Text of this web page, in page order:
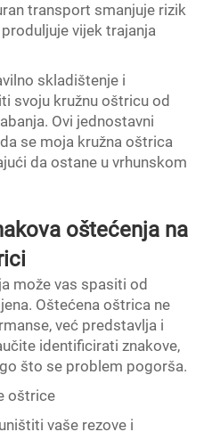
transport smanjuje rizik
vijek trajanja
skladištenje i
svoju kružnu oštricu od
Ovi jednostavni
se moja kružna oštrica
da ostane u vrhunskom
oštećenja na
može vas spasiti od
Oštećena oštrica ne
već predstavlja i
identificirati znakove,
što se problem pogorša.
oštrice
vaše rezove i